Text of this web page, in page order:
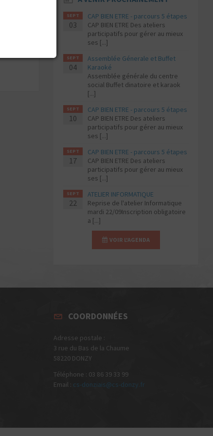
SEPT
03
CAP BIEN ETRE - parcours 5 étapes
CAP BIEN ETRE Des ateliers
participatifs pour gérer au mieux
ses [...]
SEPT
04
Assemblée Génerale et Buffet
Karaoké
Assemblée générale du centre
social Buffet dinatoire et karaok
[...]
SEPT
10
CAP BIEN ETRE - parcours 5 étapes
CAP BIEN ETRE Des ateliers
participatifs pour gérer au mieux
ses [...]
SEPT
17
CAP BIEN ETRE - parcours 5 étapes
CAP BIEN ETRE Des ateliers
participatifs pour gérer au mieux
ses [...]
SEPT
22
ATELIER INFORMATIQUE
Reprise de l'atelier Informatique
mardi 22/09Inscription obligatoire
a [...]
VOIR L'AGENDA
COORDONNÉES
Adresse postale :
3 rue du Bas de la Chaume
58220 DONZY
Téléphone : 03 86 39 33 99
Email : cs-donziais@cs-donzy.fr